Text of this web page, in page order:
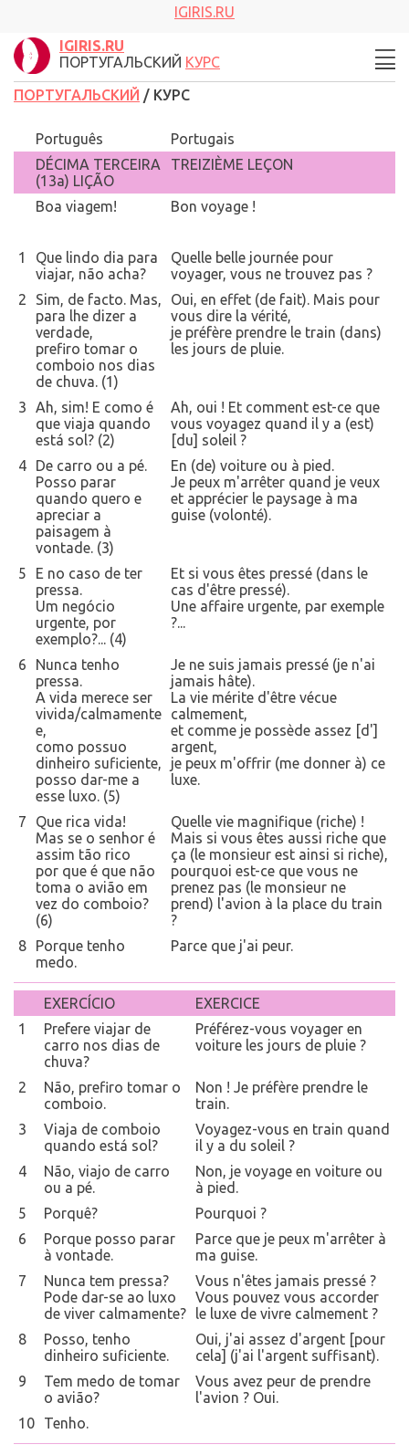
IGIRIS.RU
IGIRIS.RU
ПОРТУГАЛЬСКИЙ КУРС
ПОРТУГАЛЬСКИЙ / КУРС
Português
Portugais
DÉCIMA TERCEIRA
(13a) LIÇÃO
TREIZIÈME LEÇON
Boa viagem! Bon voyage !
1
Que lindo dia para
viajar, não acha?
Quelle belle journée pour
voyager, vous ne trouvez pas ?
2
Sim, de facto. Mas,
para lhe dizer a
verdade,
prefiro tomar o
comboio nos dias
de chuva. (1)
Oui, en effet (de fait). Mais pour
vous dire la vérité,
je préfère prendre le train (dans)
les jours de pluie.
3
Ah, sim! E como é
que viaja quando
está sol? (2)
Ah, oui ! Et comment est-ce que
vous voyagez quand il y a (est)
[du] soleil ?
4
De carro ou a pé.
Posso parar
quando quero e
apreciar a
paisagem à
vontade. (3)
En (de) voiture ou à pied.
Je peux m'arrêter quand je veux
et apprécier le paysage à ma
guise (volonté).
5
E no caso de ter
pressa.
Um negócio
urgente, por
exemplo?... (4)
Et si vous êtes pressé (dans le
cas d'être pressé).
Une affaire urgente, par exemple
?...
6
Nunca tenho
pressa.
A vida merece ser
vivida/calmamente
e,
como possuo
dinheiro suficiente,
posso dar-me a
esse luxo. (5)
Je ne suis jamais pressé (je n'ai
jamais hâte).
La vie mérite d'être vécue
calmement,
et comme je possède assez [d']
argent,
je peux m'offrir (me donner à) ce
luxe.
7
Que rica vida!
Mas se o senhor é
assim tão rico
por que é que não
toma o avião em
vez do comboio?
(6)
Quelle vie magnifique (riche) !
Mais si vous êtes aussi riche que
ça (le monsieur est ainsi si riche),
pourquoi est-ce que vous ne
prenez pas (le monsieur ne
prend) l'avion à la place du train
?
8
Porque tenho
medo.
Parce que j'ai peur.
EXERCÍCIO
EXERCICE
1
Prefere viajar de
carro nos dias de
chuva?
Préférez-vous voyager en
voiture les jours de pluie ?
2
Não, prefiro tomar o
comboio.
Non ! Je préfère prendre le
train.
3
Viaja de comboio
quando está sol?
Voyagez-vous en train quand
il y a du soleil ?
4
Não, viajo de carro
ou a pé.
Non, je voyage en voiture ou
à pied.
5
Porquê?
Pourquoi ?
6
Porque posso parar
à vontade.
Parce que je peux m'arrêter à
ma guise.
7
Nunca tem pressa?
Pode dar-se ao luxo
de viver calmamente?
Vous n'êtes jamais pressé ?
Vous pouvez vous accorder
le luxe de vivre calmement ?
8
Posso, tenho
dinheiro suficiente.
Oui, j'ai assez d'argent [pour
cela] (j'ai l'argent suffisant).
9
Tem medo de tomar
o avião?
Vous avez peur de prendre
l'avion ? Oui.
10
Tenho.